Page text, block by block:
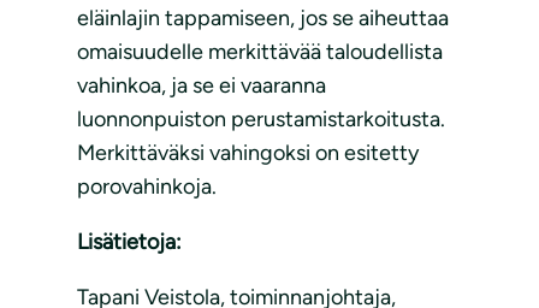
eläinlajin tappamiseen, jos se aiheuttaa
omaisuudelle merkittävää taloudellista
vahinkoa, ja se ei vaaranna
luonnonpuiston perustamistarkoitusta.
Merkittäväksi vahingoksi on esitetty
porovahinkoja.
Lisätietoja:
Tapani Veistola, toiminnanjohtaja,